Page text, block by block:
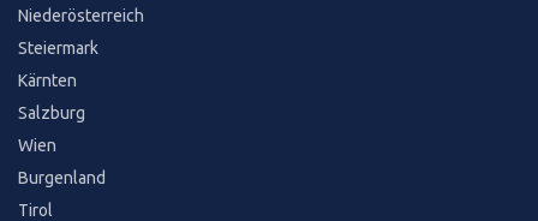
Niederösterreich
Steiermark
Kärnten
Salzburg
Wien
Burgenland
Tirol